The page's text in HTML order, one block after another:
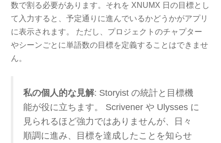
数で割る必要があります。それを XNUMX 日の目標とし
て入力すると、予定通りに進んでいるかどうかがアプリ
に表示されます。 ただし、プロジェクトのチャプター
やシーンごとに単語数の目標を定義することはできませ
ん。
私の個人的な見解: Storyist の統計と目標機
能が役に立ちます。 Scrivener や Ulysses に
見られるほど強力ではありませんが、日々
順調に進み、目標を達成したことを知らせ